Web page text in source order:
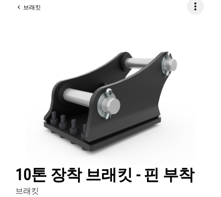
브래킷 more_vert
10톤 장착 브래킷 - 핀 부착
브래킷